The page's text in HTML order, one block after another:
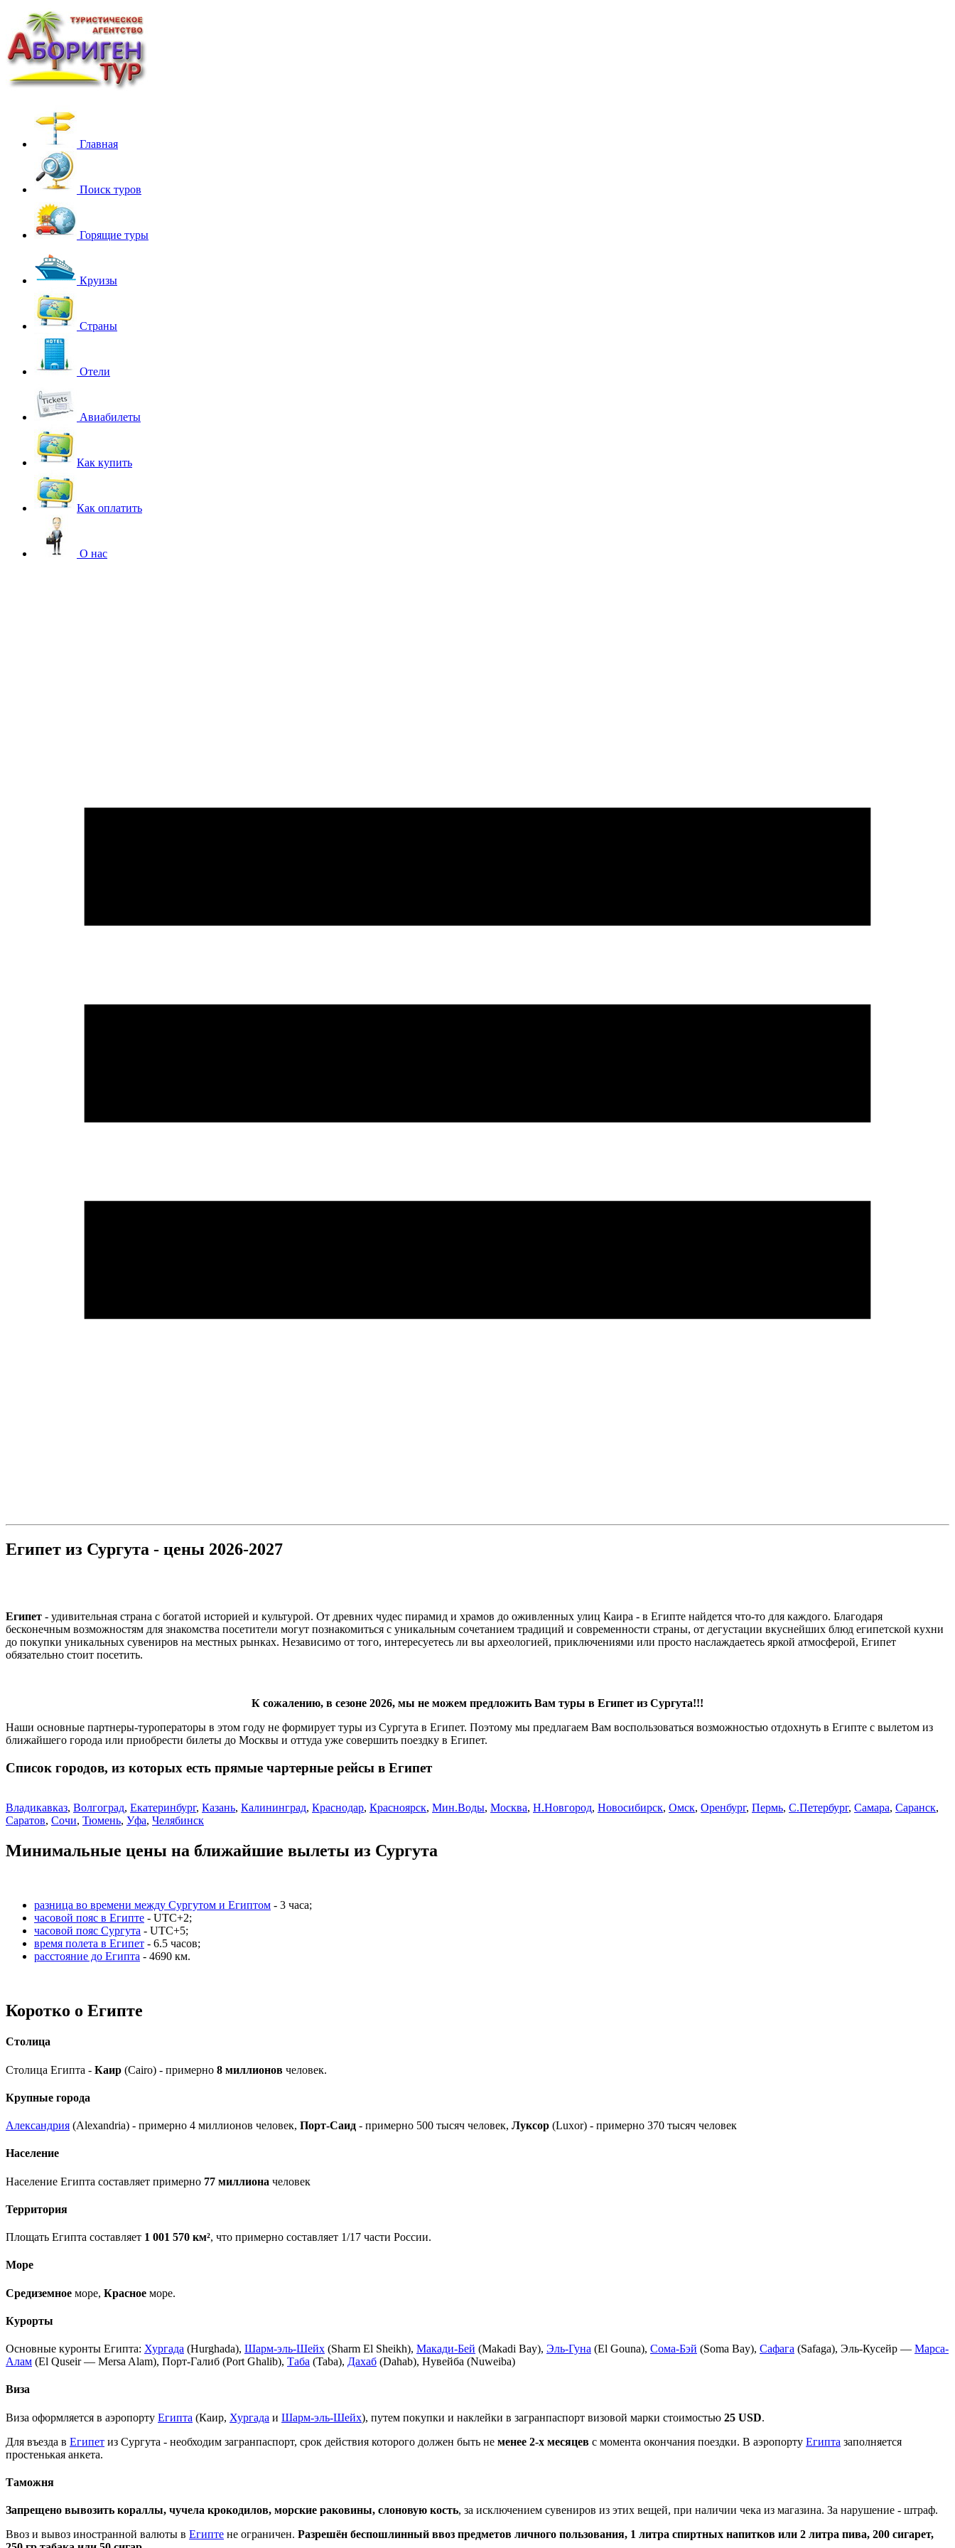
Главная
Поиск туров
Горящие туры
Круизы
Страны
Отели
Авиабилеты
Как купить
Как оплатить
О нас
Египет из Сургута - цены 2026-2027
Египет - удивительная страна с богатой историей и культурой. От древних чудес пирамид и храмов до оживленных улиц Каира - в Египте найдется что-то для каждого. Благодаря
бесконечным возможностям для знакомства посетители могут познакомиться с уникальным сочетанием традиций и современности страны, от дегустации вкуснейших блюд египетской кухни
до покупки уникальных сувениров на местных рынках. Независимо от того, интересуетесь ли вы археологией, приключениями или просто наслаждаетесь яркой атмосферой, Египет
обязательно стоит посетить.
К сожалению, в сезоне 2026, мы не можем предложить Вам туры в Египет из Сургута!!!
Наши основные партнеры-туроператоры в этом году не формирует туры из Сургута в Египет. Поэтому мы предлагаем Вам воспользоваться возможностью отдохнуть в Египте с вылетом из
ближайшего города или приобрести билеты до Москвы и оттуда уже совершить поездку в Египет.
Список городов, из которых есть прямые чартерные рейсы в Египет
Владикавказ, Волгоград, Екатеринбург, Казань, Калининград, Краснодар, Красноярск, Мин.Воды, Москва, Н.Новгород, Новосибирск, Омск, Оренбург, Пермь, С.Петербург, Самара, Саранск,
Саратов, Сочи, Тюмень, Уфа, Челябинск
Минимальные цены на ближайшие вылеты из Сургута
разница во времени между Сургутом и Египтом - 3 часа;
часовой пояс в Египте - UTC+2;
часовой пояс Сургута - UTC+5;
время полета в Египет - 6.5 часов;
расстояние до Египта - 4690 км.
Коротко о Египте
Столица
Столица Египта - Каир (Cairo) - примерно 8 миллионов человек.
Крупные города
Александрия (Alexandria) - примерно 4 миллионов человек, Порт-Саид - примерно 500 тысяч человек, Луксор (Luxor) - примерно 370 тысяч человек
Население
Население Египта составляет примерно 77 миллиона человек
Территория
Площать Египта составляет 1 001 570 км², что примерно составляет 1/17 части России.
Море
Средиземное море, Красное море.
Курорты
Основные куронты Египта: Хургада (Hurghada), Шарм-эль-Шейх (Sharm El Sheikh), Макади-Бей (Makadi Bay), Эль-Гуна (El Gouna), Сома-Бэй (Soma Bаy), Сафага (Safaga), Эль-Кусейр — Марса-
Алам (El Quseir — Mersa Alam), Порт-Галиб (Port Ghalib), Таба (Taba), Дахаб (Dahab), Нувейба (Nuweiba)
Виза
Виза оформляется в аэропорту Египта (Каир, Хургада и Шарм-эль-Шейх), путем покупки и наклейки в загранпаспорт визовой марки стоимостью 25 USD.
Для въезда в Египет из Сургута - необходим загранпаспорт, срок действия которого должен быть не менее 2-х месяцев с момента окончания поездки. В аэропорту Египта заполняется
простенькая анкета.
Таможня
Запрещено вывозить кораллы, чучела крокодилов, морские раковины, слоновую кость, за исключением сувениров из этих вещей, при наличии чека из магазина. За нарушение - штраф.
Ввоз и вывоз иностранной валюты в Египте не ограничен. Разрешён беспошлинный ввоз предметов личного пользования, 1 литра спиртных напитков или 2 литра пива, 200 сигарет,